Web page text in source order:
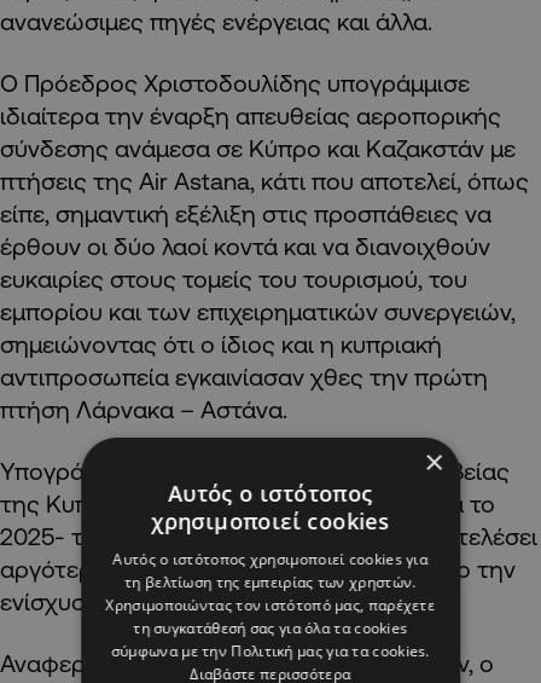
ανανεώσιμες πηγές ενέργειας και άλλα.
Ο Πρόεδρος Χριστοδουλίδης υπογράμμισε
ιδιαίτερα την έναρξη απευθείας αεροπορικής
σύνδεσης ανάμεσα σε Κύπρο και Καζακστάν με
πτήσεις της Air Astana, κάτι που αποτελεί, όπως
είπε, σημαντική εξέλιξη στις προσπάθειες να
έρθουν οι δύο λαοί κοντά και να διανοιχθούν
ευκαιρίες στους τομείς του τουρισμού, του
εμπορίου και των επιχειρηματικών συνεργειών,
σημειώνοντας ότι ο ίδιος και η κυπριακή
αντιπροσωπεία εγκαινίασαν χθες την πρώτη
πτήση Λάρνακα – Αστάνα.
Υπογράμμισε ακόμη το άνοιγμα της Πρεσβείας
της Κυπριακής Δημοκρατίας στην Αστάνα το
2025- τα επίσημα εγκαίνια της οποίας θα τελέσει
αργότερα σήμερα – μια απόφαση με στόχο την
ενίσχυση των διμερών σχέσεων.
Αναφερόμενος στις σχέσεις ΕΕ-Καζακστάν, ο
×
Αυτός ο ιστότοπος
χρησιμοποιεί cookies
Αυτός ο ιστότοπος χρησιμοποιεί cookies για
τη βελτίωση της εμπειρίας των χρηστών.
Χρησιμοποιώντας τον ιστότοπό μας, παρέχετε
τη συγκατάθεσή σας για όλα τα cookies
σύμφωνα με την Πολιτική μας για τα cookies.
Διαβάστε περισσότερα